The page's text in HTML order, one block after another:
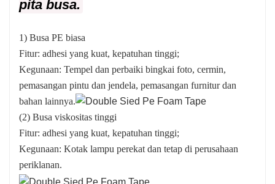
pita busa.
1) Busa PE biasa
Fitur: adhesi yang kuat, kepatuhan tinggi;
Kegunaan: Tempel dan perbaiki bingkai foto, cermin,
pemasangan pintu dan jendela, pemasangan furnitur dan
bahan lainnya.
(2) Busa viskositas tinggi
Fitur: adhesi yang kuat, kepatuhan tinggi;
Kegunaan: Kotak lampu perekat dan tetap di perusahaan
periklanan.